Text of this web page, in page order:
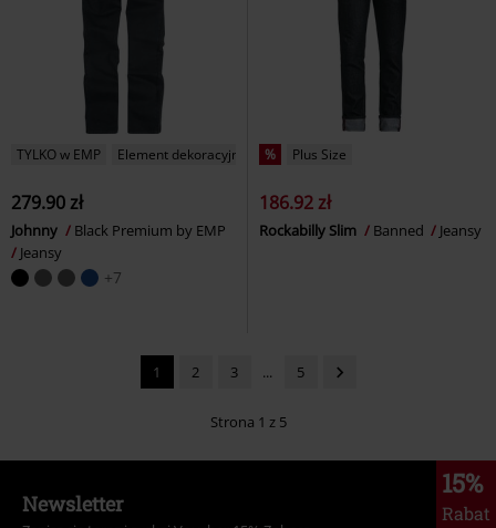
TYLKO w EMP Element dekoracyjny
279.90 zł
Johnny
Black Premium by EMP
Jeansy
+7
% Plus Size
186.92 zł
Rockabilly Slim Banned Jeansy
1 2 3 ... 5
Strona 1 z 5
15%
Rabat
Newsletter